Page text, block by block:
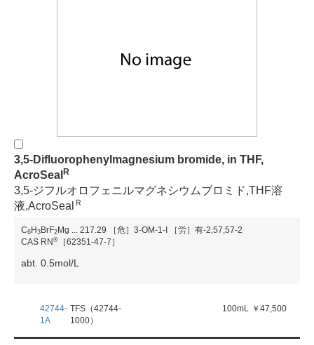
3,5-Difluorophenylmagnesium bromide, in THF,
AcroSeal R
3,5-ジフルオロフェニルマグネシウムブロミド,THF溶
液,AcroSeal Ｒ
C6 H 3 BrF2 Mg ... 217.29 ［危］3-OM-1-I
［労］有-2,57,57-2
CAS RN ® ［62351-47-7］
abt. 0.5mol/L
42744-
1A
TFS（42744-
1000）
100mL ￥47,500